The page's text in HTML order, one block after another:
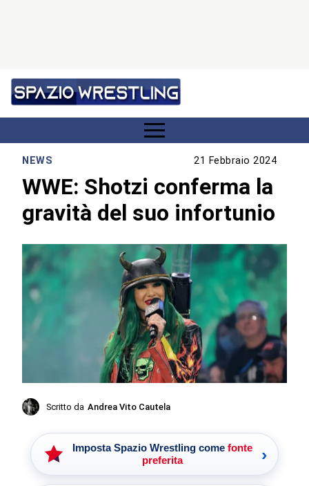
NEWS 21 Febbraio 2024
WWE: Shotzi conferma la
gravità del suo infortunio
Scritto da Andrea Vito Cautela
Imposta Spazio Wrestling come fonte
preferita
›